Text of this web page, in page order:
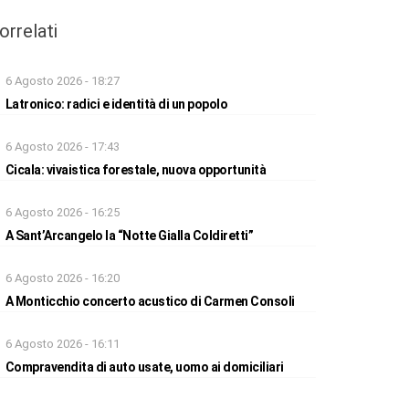
6 Agosto 2026 - 18:27
Latronico: radici e identità di un popolo
6 Agosto 2026 - 17:43
Cicala: vivaistica forestale, nuova opportunità
6 Agosto 2026 - 16:25
A Sant’Arcangelo la “Notte Gialla Coldiretti”
6 Agosto 2026 - 16:20
A Monticchio concerto acustico di Carmen Consoli
6 Agosto 2026 - 16:11
Compravendita di auto usate, uomo ai domiciliari